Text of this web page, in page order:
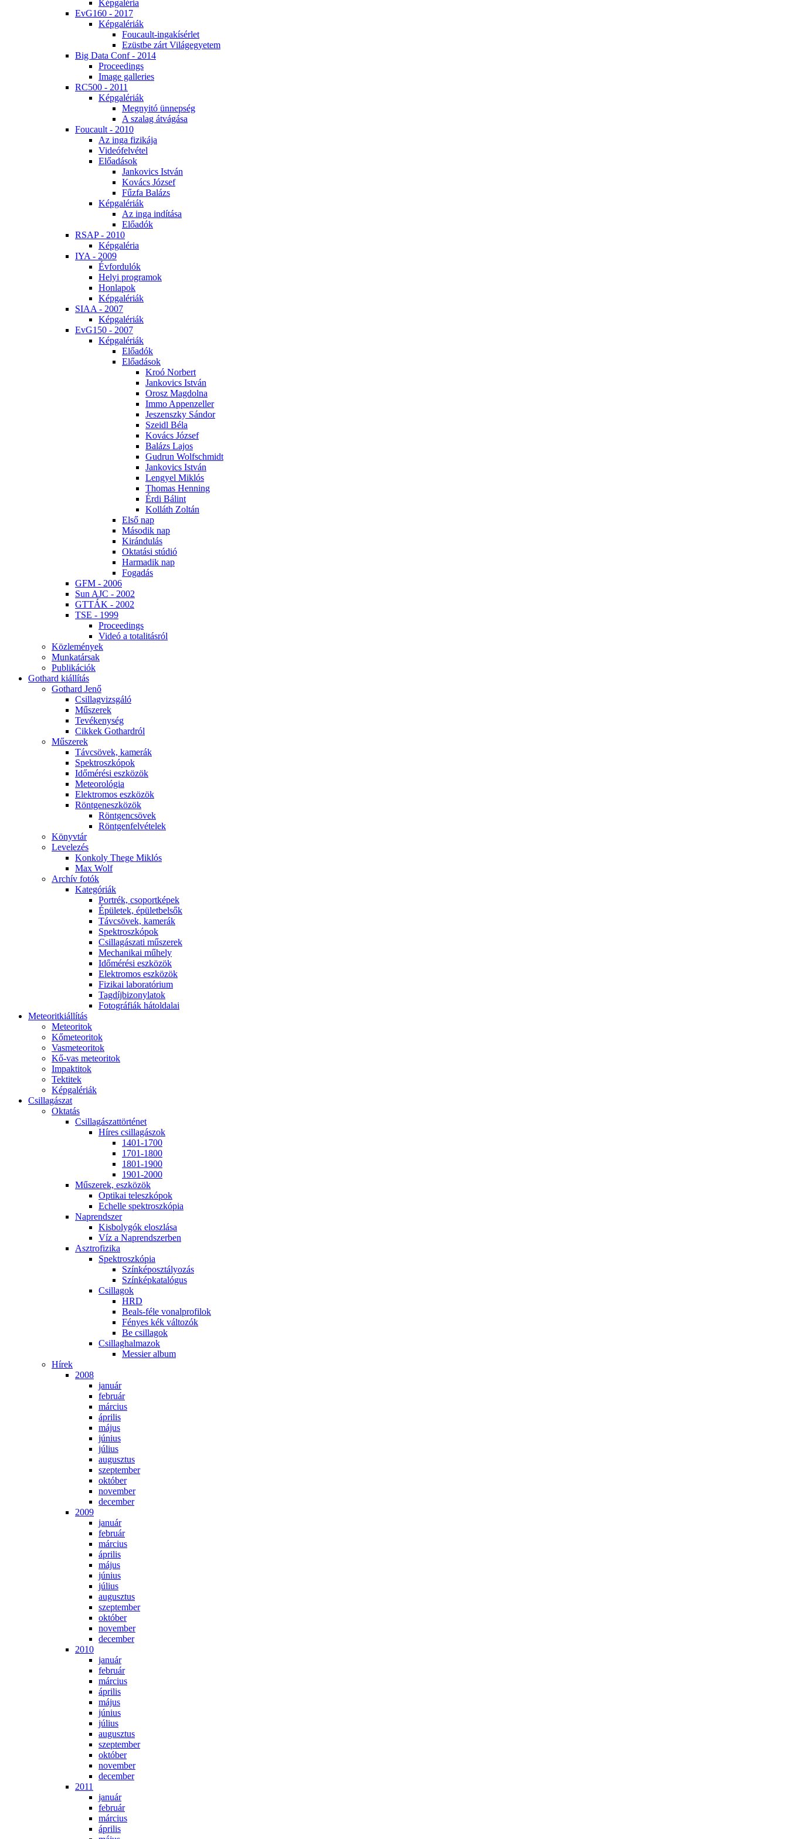
Kép­ga­lé­ria
EvG160 - 2017
Kép­ga­lé­ri­ák
Fo­u­ca­ult-in­ga­kí­sér­let
Ezüst­be zárt Vi­lág­egye­tem
Big Da­ta Conf - 2014
Pro­ce­e­dings
Image gal­le­ri­es
RC500 - 2011
Kép­ga­lé­ri­ák
Meg­nyi­tó ün­nep­ség
A sza­lag át­vá­gá­sa
Fo­u­ca­ult - 2010
Az in­ga fi­zi­ká­ja
Vi­de­ó­fel­vé­tel
Elő­adá­sok
Jan­ko­vics Ist­ván
Ko­vács Jó­zsef
Fűz­fa Ba­lázs
Kép­ga­lé­ri­ák
Az in­ga in­dí­tá­sa
Elő­adók
RSAP - 2010
Kép­ga­lé­ria
IYA - 2009
Év­for­du­lók
He­lyi prog­ra­mok
Hon­la­pok
Kép­ga­lé­ri­ák
SI­AA - 2007
Kép­ga­lé­ri­ák
EvG150 - 2007
Kép­ga­lé­ri­ák
Elő­adók
Elő­adá­sok
Kroó Nor­bert
Jan­ko­vics Ist­ván
Orosz Mag­dol­na
Im­mo Ap­pen­zel­ler
Je­szensz­ky Sán­dor
Szeidl Bé­la
Ko­vács Jó­zsef
Ba­lázs La­jos
Gud­run Wolfsch­midt
Jan­ko­vics Ist­ván
Len­gyel Mik­lós
Tho­mas Hen­ning
Ér­di Bá­lint
Kol­láth Zol­tán
El­ső nap
Má­so­dik nap
Ki­rán­du­lás
Ok­ta­tá­si stú­dió
Har­ma­dik nap
Fo­ga­dás
GFM - 2006
Sun AJC - 2002
GT­TÁK - 2002
TSE - 1999
Pro­ce­e­dings
Vi­deó a to­ta­li­tás­ról
Köz­le­mé­nyek
Mun­ka­tár­sak
Pub­li­ká­ci­ók
Got­hard ki­ál­lí­tás
Got­hard Je­nő
Csil­lag­vizs­gá­ló
Mű­sze­rek
Te­vé­keny­ség
Cik­kek Got­hard­ról
Mű­sze­rek
Táv­csö­vek, ka­me­rák
Spekt­rosz­kó­pok
Idő­mé­ré­si esz­kö­zök
Me­te­o­ro­ló­gia
Elekt­ro­mos esz­kö­zök
Rönt­gen­esz­kö­zök
Rönt­gen­csö­vek
Rönt­gen­fel­vé­te­lek
Könyv­tár
Le­ve­le­zés
Kon­koly The­ge Mik­lós
Max Wolf
Ar­chív fo­tók
Ka­te­gó­ri­ák
Port­rék, cso­port­ké­pek
Épü­le­tek, épü­let­bel­sők
Táv­csö­vek, ka­me­rák
Spekt­rosz­kó­pok
Csil­la­gá­sza­ti mű­sze­rek
Me­cha­ni­kai mű­hely
Idő­mé­ré­si esz­kö­zök
Elekt­ro­mos esz­kö­zök
Fi­zi­kai la­bo­ra­tó­ri­um
Tag­díj­bi­zony­la­tok
Fo­tog­rá­fi­ák hát­ol­da­lai
Me­te­o­rit­ki­ál­lí­tás
Me­te­o­ri­tok
Kő­me­te­o­ri­tok
Vas­me­te­o­ri­tok
Kő-vas me­te­o­ri­tok
Imp­ak­ti­tok
Tek­ti­tek
Kép­ga­lé­ri­ák
Csil­la­gá­szat
Ok­ta­tás
Csil­la­gá­szat­tör­té­net
Hí­res csil­la­gá­szok
1401-1700
1701-1800
1801-1900
1901-2000
Mű­sze­rek, esz­kö­zök
Op­ti­kai te­lesz­kó­pok
Echel­le spekt­rosz­kó­pia
Nap­rend­szer
Kis­boly­gók el­osz­lá­sa
Víz a Nap­rend­szer­ben
Aszt­ro­fi­zi­ka
Spekt­rosz­kó­pia
Szín­kép­osz­tá­lyo­zás
Szín­kép­ka­ta­ló­gus
Csil­la­gok
HRD
Be­als-fé­le vo­nal­pro­fi­lok
Fé­nyes kék vál­to­zók
Be csil­la­gok
Csil­lag­hal­ma­zok
Mes­si­er al­bum
Hí­rek
2008
ja­nu­ár
feb­ru­ár
már­ci­us
áp­ri­lis
má­jus
jú­ni­us
jú­li­us
au­gusz­tus
szep­tem­ber
ok­tó­ber
no­vem­ber
de­cem­ber
2009
ja­nu­ár
feb­ru­ár
már­ci­us
áp­ri­lis
má­jus
jú­ni­us
jú­li­us
au­gusz­tus
szep­tem­ber
ok­tó­ber
no­vem­ber
de­cem­ber
2010
ja­nu­ár
feb­ru­ár
már­ci­us
áp­ri­lis
má­jus
jú­ni­us
jú­li­us
au­gusz­tus
szep­tem­ber
ok­tó­ber
no­vem­ber
de­cem­ber
2011
ja­nu­ár
feb­ru­ár
már­ci­us
áp­ri­lis